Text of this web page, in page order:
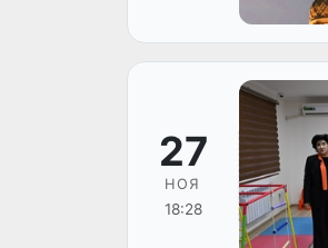
27
НОЯ
18:28